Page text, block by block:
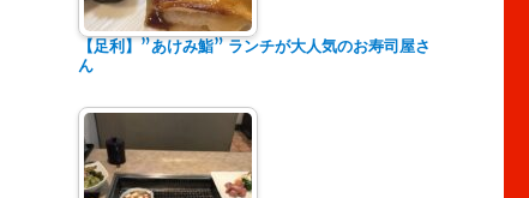
【足利】”あけみ鮨” ランチが大人気のお寿司屋さ
ん